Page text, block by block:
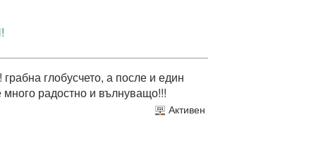
глобусчето, а после и един
радостно и вълнуващо!!!
Активен